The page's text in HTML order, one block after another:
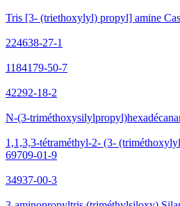
Tris [3- (triethoxylyl) propyl] amine
224638-27-1
1184179-50-7
42292-18-2
N-(3-
1,1,3,3-tétraméthyl-2- (3-
69709-01-9
34937-00-3